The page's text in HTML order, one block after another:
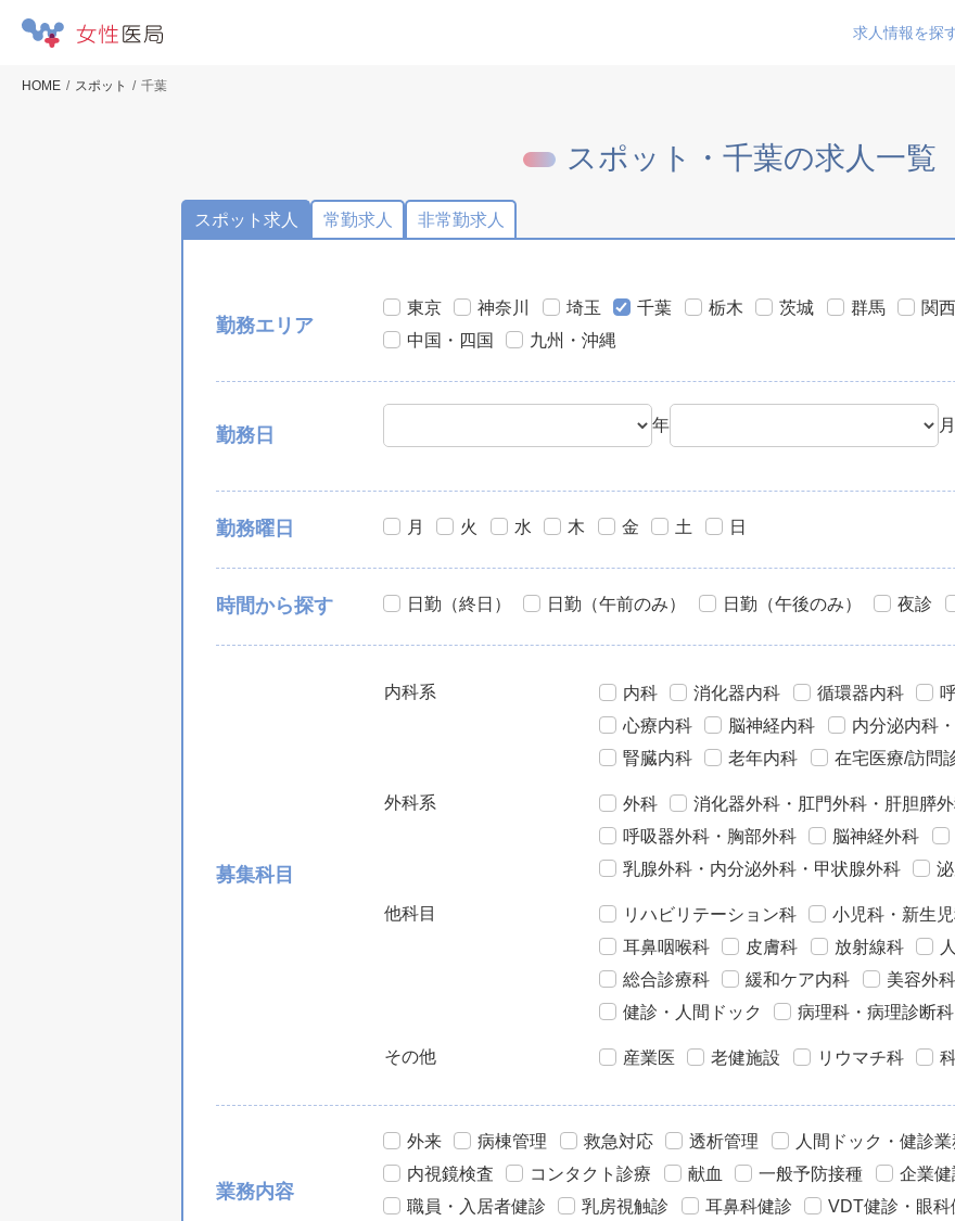
求人情報を探
HOME スポット 千葉
スポット・千葉の求人一覧
スポット求人 常勤求人 非常勤求人
勤務エリア
東京 神奈川 埼玉 千葉 栃木 茨城 群馬 関西
中国・四国
九州・沖縄
勤務日 年 月
勤務曜日 月 火 水 木 金 土 日
時間から探す 日勤（終日） 日勤（午前のみ） 日勤（午後のみ） 夜診
募集科目
内科系 内科 消化器内科 循環器内科
心療内科
脳神経内科
内分泌内科
腎臓内科
老年内科 在宅医療/訪問
外科系 外科 消化器外科・肛門外科・肝胆膵
呼吸器外科・胸部外科
脳神経外科
乳腺外科・内分泌外科・甲状腺外科
他科目 リハビリテーション科 小児科・新生
耳鼻咽喉科
皮膚科 放射線科
総合診療科
緩和ケア内科
美容外
健診・人間ドック
病理科・病理診断
その他 産業医 老健施設 リウマチ科
業務内容
外来 病棟管理 救急対応 透析管理 人間ドック・健診業
内視鏡検査
コンタクト診療 献血 一般予防接種 企業健
職員・入居者健診
乳房視触診 耳鼻科健診 VDT健診・眼科